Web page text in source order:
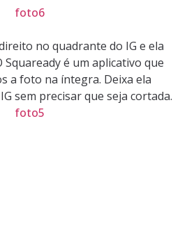
no quadrante do IG e ela
Squaready é um aplicativo que
a foto na íntegra. Deixa ela
sem precisar que seja cortada.